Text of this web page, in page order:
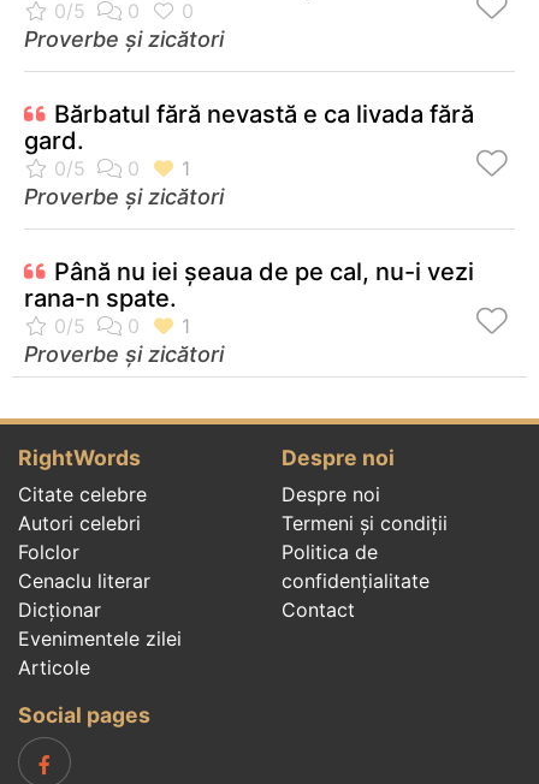
Proverbe și zicători
Bărbatul fără nevastă e ca livada fără
gard.
Proverbe și zicători
Până nu iei şeaua de pe cal, nu-i vezi
rana-n spate.
Proverbe și zicători
RightWords
Citate celebre
Autori celebri
Folclor
Cenaclu literar
Dicționar
Evenimentele zilei
Articole
Despre noi
Despre noi
Termeni și condiții
Politica de
confidenţialitate
Contact
Social pages